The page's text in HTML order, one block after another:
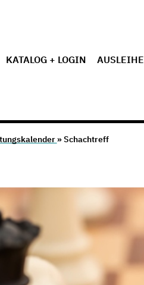
KATALOG + LOGIN AUSLEIHE
» Schachtreff